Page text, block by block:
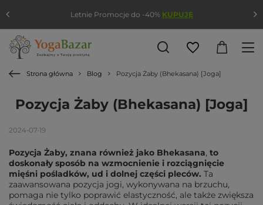
Strona główna Blog Pozycja Żaby (Bhekasana) [Joga]
Pozycja Żaby (Bhekasana) [Joga]
2024-07-19
Pozycja Żaby, znana również jako Bhekasana, to
doskonały sposób na wzmocnienie i rozciągnięcie
mięśni pośladków, ud i dolnej części pleców. Ta
zaawansowana pozycja jogi, wykonywana na brzuchu,
pomaga nie tylko poprawić elastyczność, ale także zwiększa
Letnie Promocje do -40% KUPUJĘ